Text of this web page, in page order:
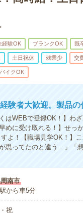
経験OK ブランクOK 既
土日祝休 残業少 交
イクOK
験者大歓迎。製品の
くはWEBで登録OK！】
めに受け取れる！】せ
よ！【職場見学OK！】
思ってたのと違う…」「
南市
から車5分
祝